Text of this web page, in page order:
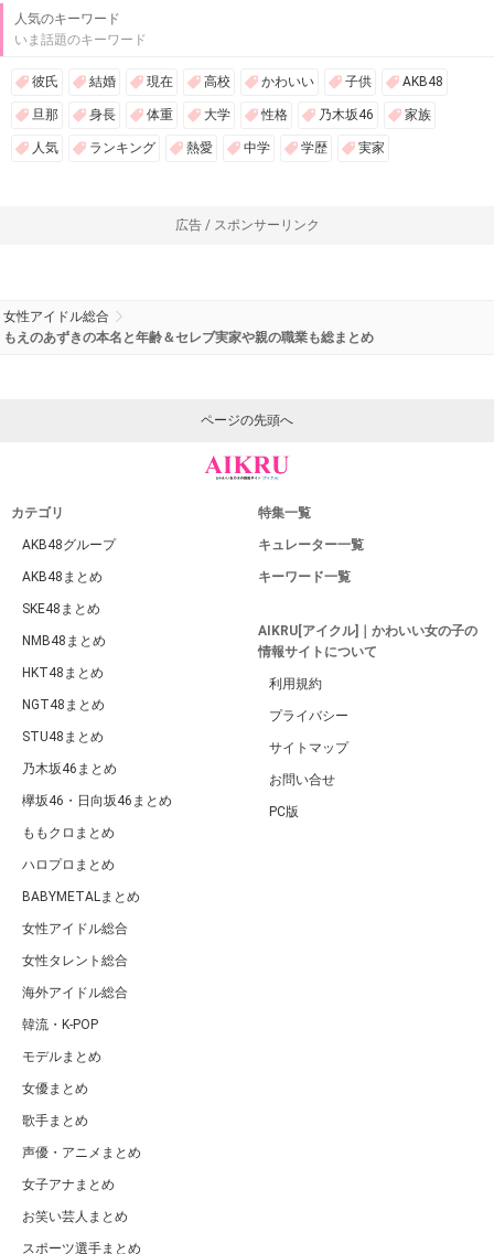
人気のキーワード
いま話題のキーワード
彼氏 結婚 現在 高校 かわいい 子供 AKB48
旦那 身長 体重 大学 性格 乃木坂46 家族
人気 ランキング 熱愛 中学 学歴 実家
広告 / スポンサーリンク
女性アイドル総合
もえのあずきの本名と年齢＆セレブ実家や親の職業も総まとめ
ページの先頭へ
カテゴリ
AKB48グループ
AKB48まとめ
SKE48まとめ
NMB48まとめ
HKT48まとめ
NGT48まとめ
STU48まとめ
乃木坂46まとめ
欅坂46・日向坂46まとめ
ももクロまとめ
ハロプロまとめ
BABYMETALまとめ
女性アイドル総合
女性タレント総合
海外アイドル総合
韓流・K-POP
モデルまとめ
女優まとめ
歌手まとめ
声優・アニメまとめ
女子アナまとめ
お笑い芸人まとめ
スポーツ選手まとめ
特集一覧
キュレーター一覧
キーワード一覧
AIKRU[アイクル]｜かわいい女の子の
情報サイトについて
利用規約
プライバシー
サイトマップ
お問い合せ
PC版